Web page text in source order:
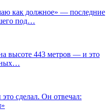
как должное» — последние
под…
высоте 443 метров — и это
сделал. Он отвечал: